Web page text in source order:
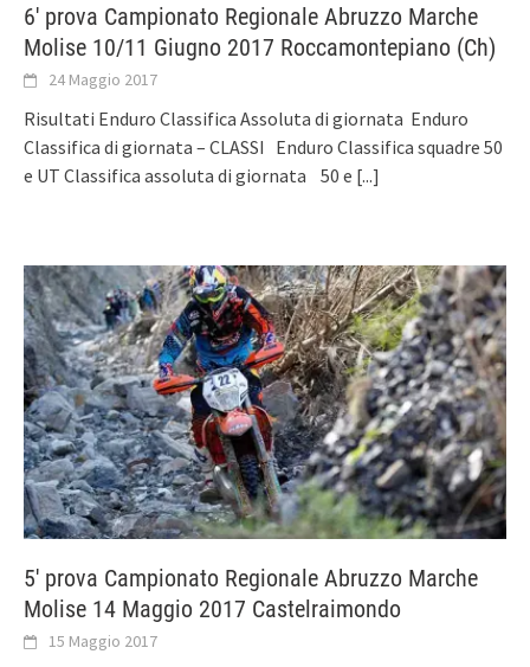
6′ prova Campionato Regionale Abruzzo Marche
Molise 10/11 Giugno 2017 Roccamontepiano (Ch)
24 Maggio 2017
Risultati Enduro Classifica Assoluta di giornata Enduro
Classifica di giornata – CLASSI Enduro Classifica squadre 50
e UT Classifica assoluta di giornata 50 e [...]
5′ prova Campionato Regionale Abruzzo Marche
Molise 14 Maggio 2017 Castelraimondo
15 Maggio 2017